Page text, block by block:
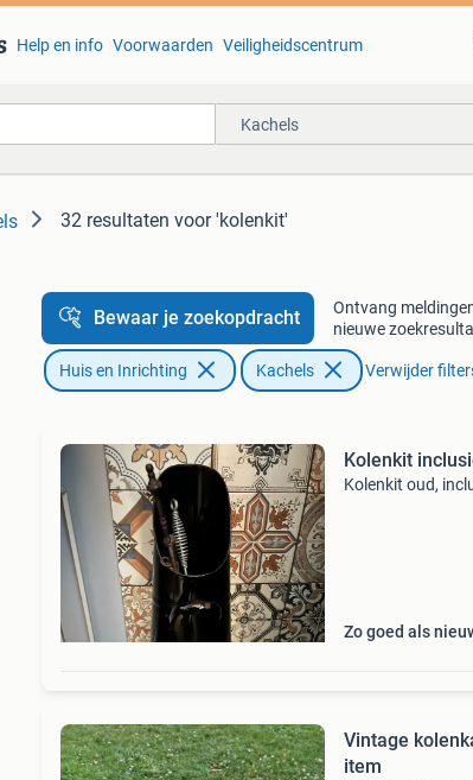
Help en info Voorwaarden Veiligheidscentrum
Kachels
32 resultaten voor 'kolenkit'
Bewaar je zoekopdracht
Ontvang
nieuwe
Huis en Inrichting Kachels Verwijder
Kolenkit
Kolenkit oud,
Zo goed als
Vintage
item